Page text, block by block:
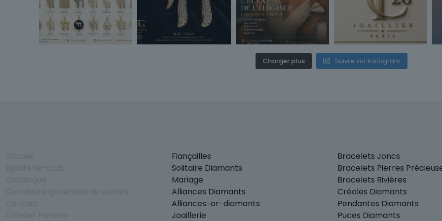
Charger plus Suivre sur Instagram
Fiançailles
Solitaire Diamants
Mariage
Alliances Diamants
Alliances-or-diamants
Joaillerie
Bracelets Joncs
Bracelets Pierres
Bracelets Rivières
Créoles Diamants
Pendantes Diamants
Puces Diamants